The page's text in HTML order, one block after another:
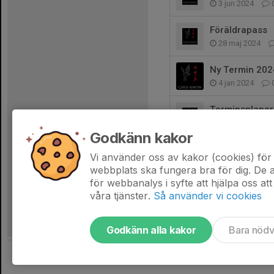
3 jun 2024
Föräldrapass
28 maj 2024
Ny Termin
4 jan 2024
9 dec 2023
Godkänn kakor
Vi använder oss av kakor (cookies)
webbplats ska fungera bra för dig. De
för webbanalys i syfte att hjälpa oss
våra tjänster. Så använder vi cookies
Godkänn alla kakor Bara